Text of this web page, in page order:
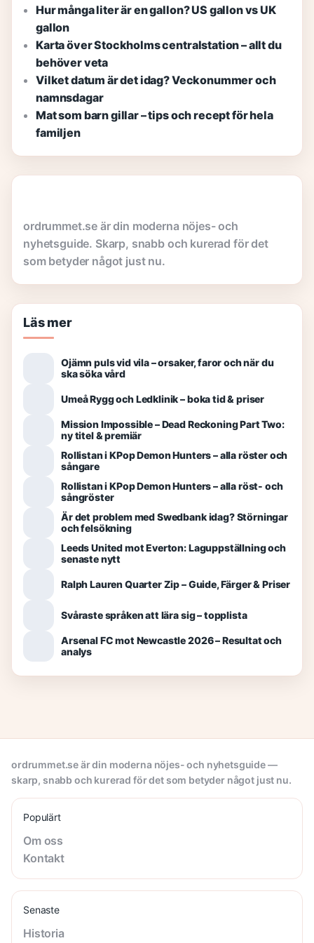
Hur många liter är en gallon? US gallon vs UK
gallon
Karta över Stockholms centralstation – allt du
behöver veta
Vilket datum är det idag? Veckonummer och
namnsdagar
Mat som barn gillar – tips och recept för hela
familjen
ordrummet.se är din moderna nöjes- och
nyhetsguide. Skarp, snabb och kurerad för det
som betyder något just nu.
Läs mer
Ojämn puls vid vila – orsaker, faror och när du
ska söka vård
Umeå Rygg och Ledklinik – boka tid & priser
Mission Impossible – Dead Reckoning Part Two:
ny titel & premiär
Rollistan i KPop Demon Hunters – alla röster och
sångare
Rollistan i KPop Demon Hunters – alla röst- och
sångröster
Är det problem med Swedbank idag? Störningar
och felsökning
Leeds United mot Everton: Laguppställning och
senaste nytt
Ralph Lauren Quarter Zip – Guide, Färger & Priser
Svåraste språken att lära sig – topplista
Arsenal FC mot Newcastle 2026 – Resultat och
analys
ordrummet.se är din moderna nöjes- och nyhetsguide —
skarp, snabb och kurerad för det som betyder något just nu.
Populärt
Om oss
Kontakt
Senaste
Historia